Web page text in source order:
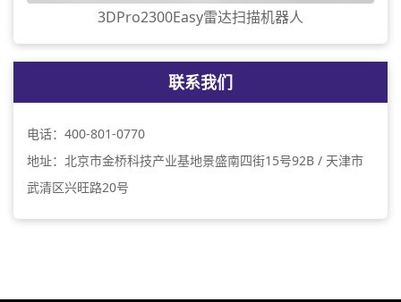
3DPro2300Easy雷达扫描机器人
联系我们
电话：400-801-0770
地址：北京市金桥科技产业基地景盛南四街15号92B / 天津市
武清区兴旺路20号